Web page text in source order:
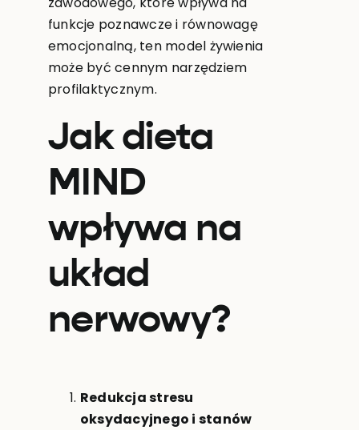
funkcje poznawcze i równowagę
emocjonalną, ten model żywienia
może być cennym narzędziem
profilaktycznym.
Jak dieta
MIND
wpływa na
układ
nerwowy?
Redukcja stresu
oksydacyjnego i stanów